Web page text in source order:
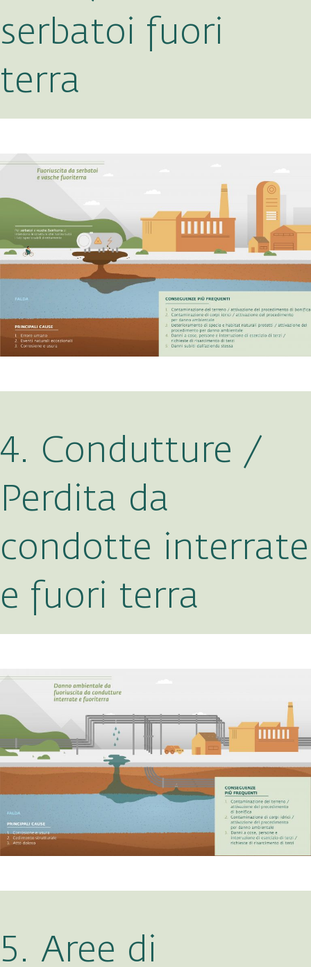
serbatoi fuori
terra
4. Condutture /
Perdita da
condotte interrate
e fuori terra
5. Aree di